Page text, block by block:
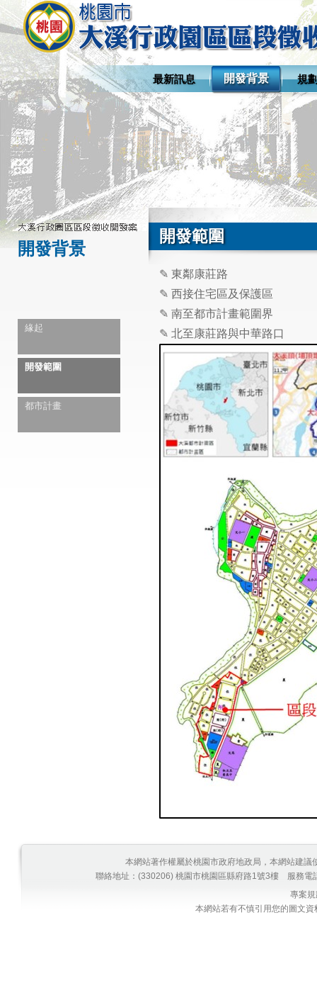
最新訊息 開發背景 規
開發背景
緣起
開發範圍
都市計畫
開發範圍
✎ 東鄰康莊路
✎ 西接住宅區及保護區
✎ 南至都市計畫範圍界
✎ 北至康莊路與中華路口
本網站著作權屬於桃園市政府地政局，本網站建
聯絡地址：(330206) 桃園市桃園區縣府路1號3樓
服務電
專案
本網站若有不慎引用您的圖文